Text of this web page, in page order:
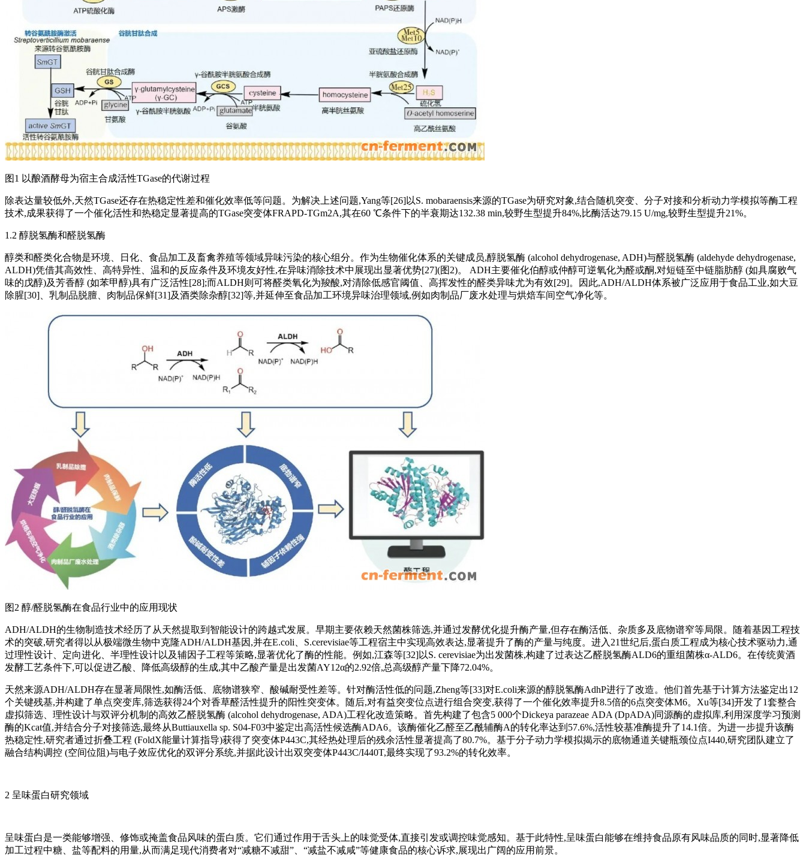
图1 以酿酒酵母为宿主合成活性TGase的代谢过程
除表达量较低外,天然TGase还存在热稳定性差和催化效率低等问题。为解决上述问题,Yang等[26]以S. mobaraensis来源的TGase为研究对象,结合随机突变、分子对接和分析动力学模拟等酶工程
技术,成果获得了一个催化活性和热稳定显著提高的TGase突变体FRAPD-TGm2A,其在60 ℃条件下的半衰期达132.38 min,较野生型提升84%,比酶活达79.15 U/mg,较野生型提升21%。
1.2 醇脱氢酶和醛脱氢酶
醇类和醛类化合物是环境、日化、食品加工及畜禽养殖等领域异味污染的核心组分。作为生物催化体系的关键成员,醇脱氢酶 (alcohol dehydrogenase, ADH)与醛脱氢酶 (aldehyde dehydrogenase,
ALDH)凭借其高效性、高特异性、温和的反应条件及环境友好性,在异味消除技术中展现出显著优势[27](图2)。 ADH主要催化伯醇或仲醇可逆氧化为醛或酮,对短链至中链脂肪醇 (如具腐败气
味的戊醇)及芳香醇 (如苯甲醇)具有广泛活性[28];而ALDH则可将醛类氧化为羧酸,对清除低感官阈值、高挥发性的醛类异味尤为有效[29]。因此,ADH/ALDH体系被广泛应用于食品工业,如大豆
除腥[30]、乳制品脱膻、肉制品保鲜[31]及酒类除杂醇[32]等,并延伸至食品加工环境异味治理领域,例如肉制品厂废水处理与烘焙车间空气净化等。
图2 醇/醛脱氢酶在食品行业中的应用现状
ADH/ALDH的生物制造技术经历了从天然提取到智能设计的跨越式发展。早期主要依赖天然菌株筛选,并通过发酵优化提升酶产量,但存在酶活低、杂质多及底物谱窄等局限。随着基因工程技
术的突破,研究者得以从极端微生物中克隆ADH/ALDH基因,并在E.coli、S.cerevisiae等工程宿主中实现高效表达,显著提升了酶的产量与纯度。进入21世纪后,蛋白质工程成为核心技术驱动力,通
过理性设计、定向进化、半理性设计以及辅因子工程等策略,显著优化了酶的性能。例如,江森等[32]以S. cerevisiae为出发菌株,构建了过表达乙醛脱氢酶ALD6的重组菌株α-ALD6。在传统黄酒
发酵工艺条件下,可以促进乙酸、降低高级醇的生成,其中乙酸产量是出发菌AY12α的2.92倍,总高级醇产量下降72.04%。
天然来源ADH/ALDH存在显著局限性,如酶活低、底物谱狭窄、酸碱耐受性差等。针对酶活性低的问题,Zheng等[33]对E.coli来源的醇脱氢酶AdhP进行了改造。他们首先基于计算方法鉴定出12
个关键残基,并构建了单点突变库,筛选获得24个对香草醛活性提升的阳性突变体。随后,对有益突变位点进行组合突变,获得了一个催化效率提升8.5倍的6点突变体M6。Xu等[34]开发了1套整合
虚拟筛选、理性设计与双评分机制的高效乙醛脱氢酶 (alcohol dehydrogenase, ADA)工程化改造策略。首先构建了包含5 000个Dickeya parazeae ADA (DpADA)同源酶的虚拟库,利用深度学习预测
酶的Kcat值,并结合分子对接筛选,最终从Buttiauxella sp. S04-F03中鉴定出高活性候选酶ADA6。该酶催化乙醛至乙酰辅酶A的转化率达到57.6%,活性较基准酶提升了14.1倍。为进一步提升该酶
热稳定性,研究者通过折叠工程 (FoldX能量计算指导)获得了突变体P443C,其经热处理后的残余活性显著提高了80.7%。基于分子动力学模拟揭示的底物通道关键瓶颈位点I440,研究团队建立了
融合结构调控 (空间位阻)与电子效应优化的双评分系统,并据此设计出双突变体P443C/I440T,最终实现了93.2%的转化效率。
2 呈味蛋白研究领域
呈味蛋白是一类能够增强、修饰或掩盖食品风味的蛋白质。它们通过作用于舌头上的味觉受体,直接引发或调控味觉感知。基于此特性,呈味蛋白能够在维持食品原有风味品质的同时,显著降低
加工过程中糖、盐等配料的用量,从而满足现代消费者对“减糖不减甜”、“减盐不减咸”等健康食品的核心诉求,展现出广阔的应用前景。